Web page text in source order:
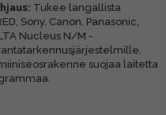
Tukee langallista
Sony, Canon, Panasonic,
Nucleus N/M -
suojaa laitetta